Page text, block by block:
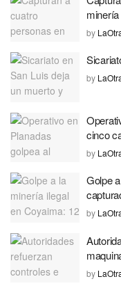
by
by
cinco
by
Golpe
by
by